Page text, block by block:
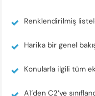
Renklendirilmiş
Harika bir genel
Konularla ilgili tüm
A1’den C2’ye